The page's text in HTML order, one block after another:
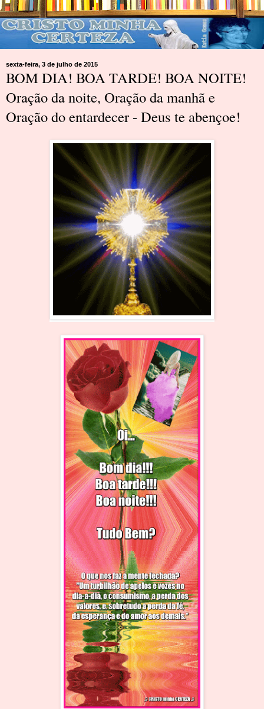
sexta-feira, 3 de julho de 2015
BOM DIA! BOA TARDE! BOA NOITE!
Oração da noite, Oração da manhã e
Oração do entardecer - Deus te abençoe!